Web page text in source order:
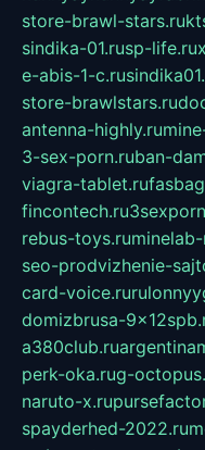
store-brawl-stars.ru
sindika-01.rusp-life.ru
e-abis-1-c.ru
store-brawlstars.ru
antenna-highly.ru
3-sex-porn.ruban-
viagra-tablet.ru
fincontech.ru
rebus-toys.ru
seo-prodvizhenie-
card-voice.ru
domizbrusa-
a380club.ru
perk-oka.rug-
naruto-x.ru
spayderhed-2022.ru